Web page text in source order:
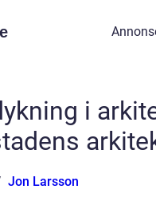
i
Jon Larsson